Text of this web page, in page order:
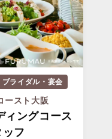
ブライダル・宴会
ースト大阪
ィングコース
フ